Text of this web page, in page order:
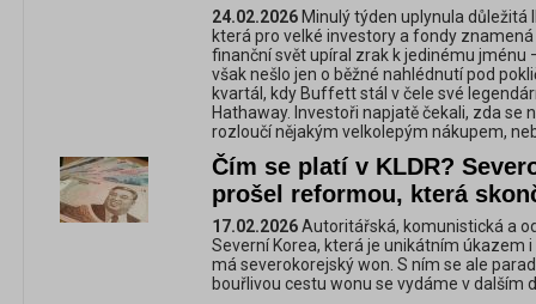
24.02.2026 Minulý týden uplynula
která pro velké investory a fondy
finanční svět upíral zrak k jedinému
však nešlo jen o běžné nahlédnutí pod
kvartál, kdy Buffett stál v čele své
Hathaway. Investoři napjatě čekali, zda se
rozloučí nějakým velkolepým nákupem,
Čím se platí v KLDR?
prošel reformou, která
17.02.2026Autoritářská, komunistická a
Severní Korea, která je unikátním úkazem
má severokorejský won. S ním se ale
bouřlivou cestu wonu se vydáme v dalším